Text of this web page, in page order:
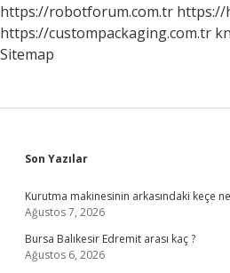
https://robotforum.com.tr https://
https://custompackaging.com.tr
Sitemap
Sidebar
Son Yazılar
Kurutma makinesinin arkasındaki keçe
Ağustos 7, 2026
Bursa Balıkesir Edremit arası kaç ?
Ağustos 6, 2026